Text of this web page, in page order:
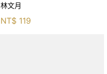
林文月
NT$ 119